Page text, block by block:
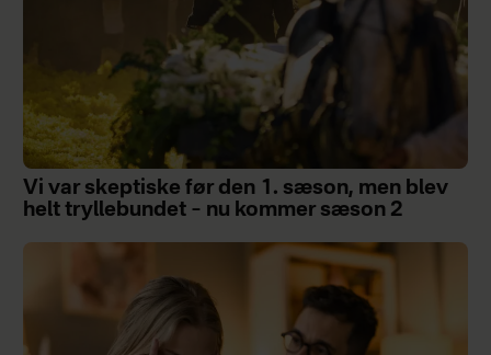
Vi var skeptiske før den 1. sæson, men blev
helt tryllebundet – nu kommer sæson 2